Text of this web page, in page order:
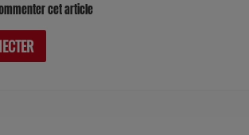
cet article